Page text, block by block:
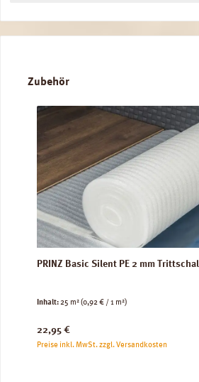
Produktgalerie überspringen
Zubehör
PRINZ Basic Silent PE 2 mm
Inhalt:25 m²(0,92 € / 1 m²)
Regulärer Preis:
22,95 €
Preise inkl. MwSt. zzgl. Versandkosten